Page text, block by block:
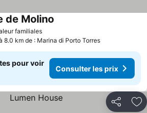
familiales
de Molino
8.0 km de : Marina di Porto Torres
pour voir
Consulter les prix
Partager